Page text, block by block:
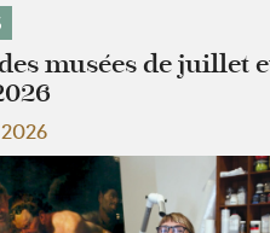
musées de juillet